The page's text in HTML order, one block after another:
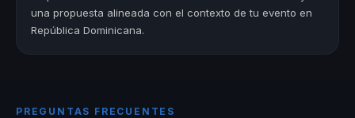
una propuesta alineada con el contexto de tu evento en
República Dominicana.
PREGUNTAS FRECUENTES